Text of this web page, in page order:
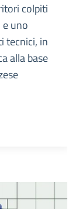
colpiti
uno
tecnici, in
alla base